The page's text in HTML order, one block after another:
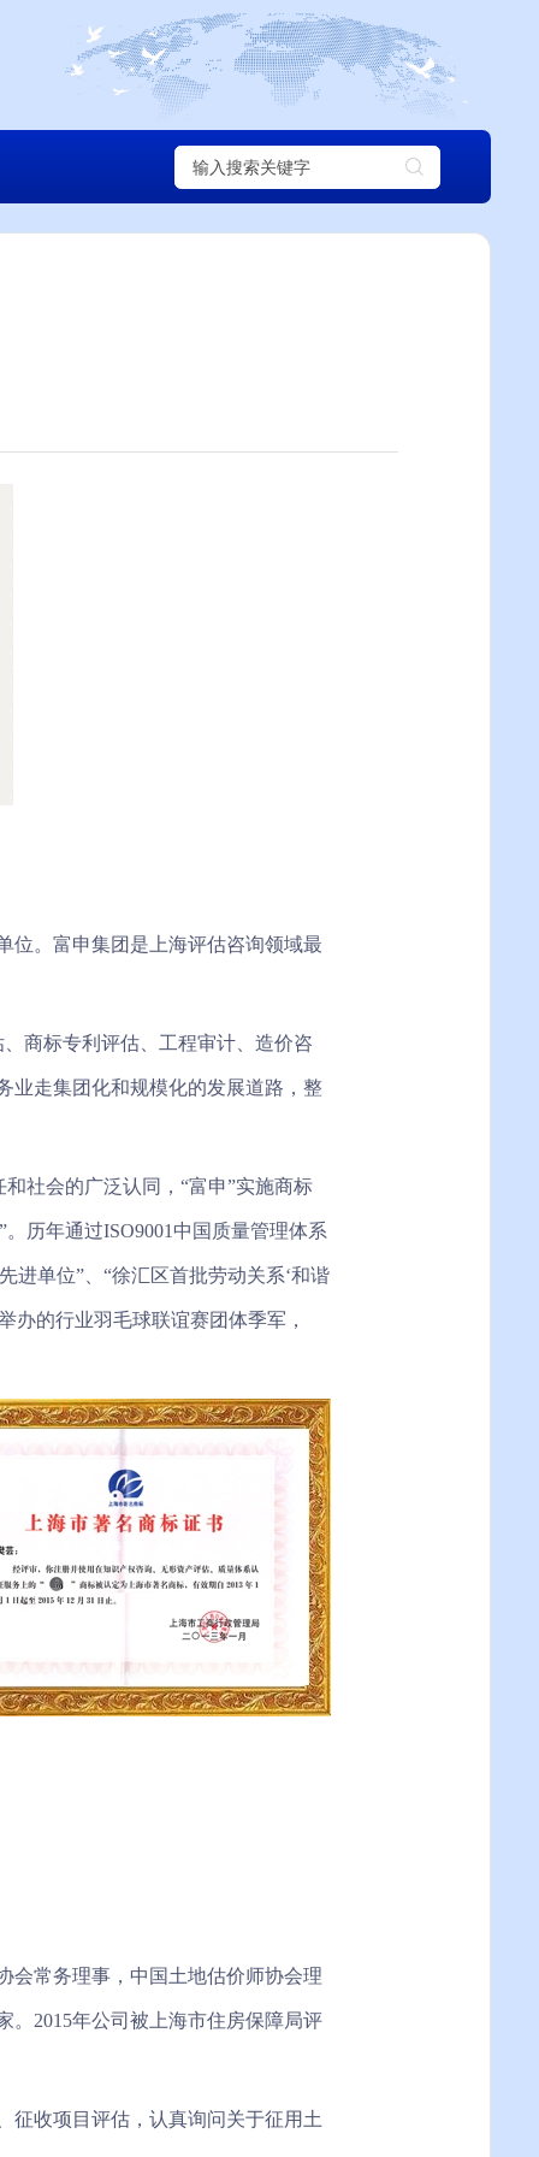
位。富申集团是上海评估咨询领域最
商标专利评估、工程审计、造价咨
业走集团化和规模化的发展道路，整
社会的广泛认同，“富申”实施商标
历年通过ISO9001中国质量管理体系
进单位”、“徐汇区首批劳动关系‘和谐
办的行业羽毛球联谊赛团体季军，
会常务理事，中国土地估价师协会理
。2015年公司被上海市住房保障局评
征收项目评估，认真询问关于征用土